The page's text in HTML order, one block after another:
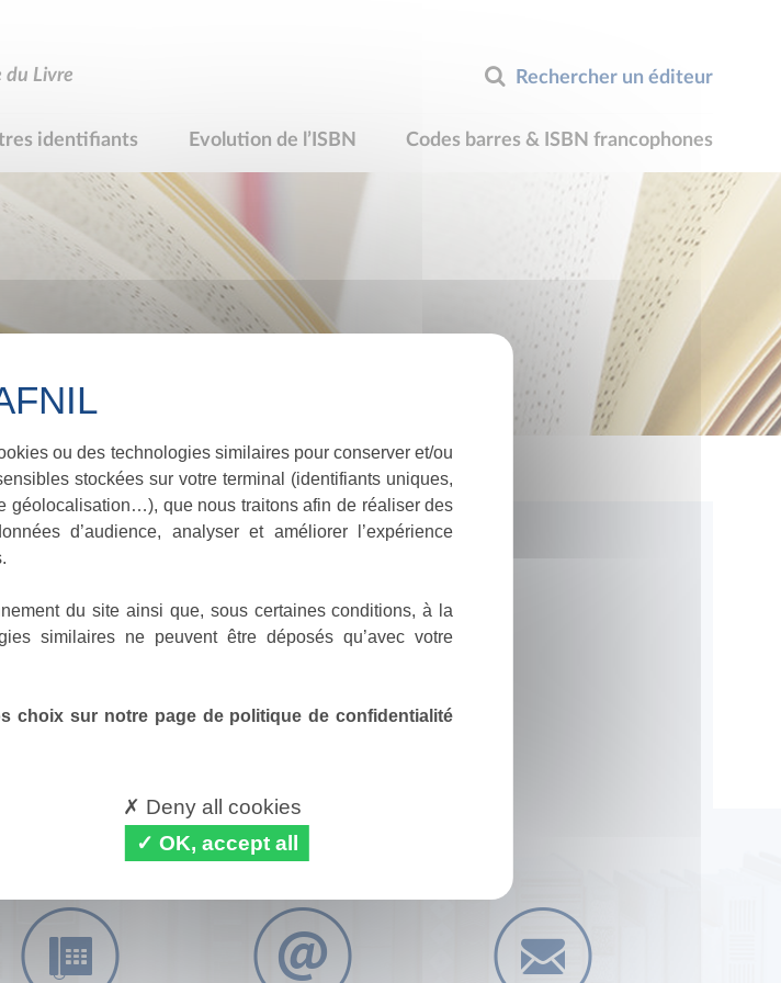
Rechercher un éditeur
du Livre
identifiants Evolution de l’ISBN Codes barres & ISBN francophones
ou des technologies similaires pour conserver et/ou
stockées sur votre terminal (identifiants uniques,
géolocalisation…), que nous traitons afin de réaliser des
d’audience, analyser et améliorer l’expérience
du site ainsi que, sous certaines conditions, à la
similaires ne peuvent être déposés qu’avec votre
choix sur notre page de politique de confidentialité
Deny all cookies
OK, accept all